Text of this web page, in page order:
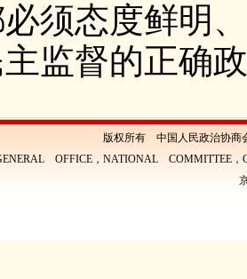
须态度鲜明
监督的正确
版权所有 中国人民政治协商
OFFICE，NATIONAL COMMITTEE，